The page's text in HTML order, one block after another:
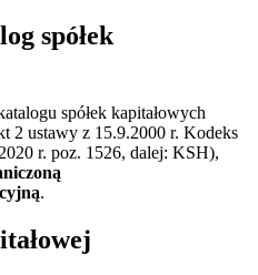
spółek
spółek kapitałowych
2 ustawy z 15.9.2000 r. Kodeks
r. poz. 1526, dalej: KSH),
.